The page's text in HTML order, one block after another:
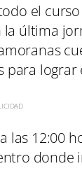
el
última
para lograr
12:00